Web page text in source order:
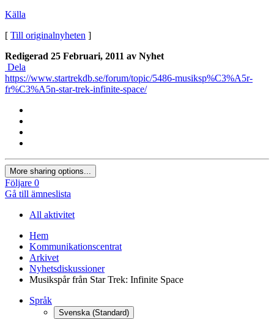
Källa
[ Till originalnyheten ]
Redigerad 25 Februari, 2011 av Nyhet
Dela
https://www.startrekdb.se/forum/topic/5486-musiksp%C3%A5r-
fr%C3%A5n-star-trek-infinite-space/
More sharing options...
Följare 0
Gå till ämneslista
All aktivitet
Hem
Kommunikationscentrat
Arkivet
Nyhetsdiskussioner
Musikspår från Star Trek: Infinite Space
Språk
Svenska (Standard)